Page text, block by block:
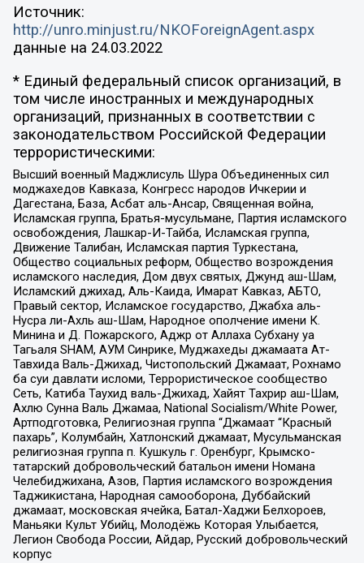
Источник:
http://unro.minjust.ru/NKOForeignAgent.aspx
данные на 24.03.2022
* Единый федеральный список организаций, в
том числе иностранных и международных
организаций, признанных в соответствии с
законодательством Российской Федерации
террористическими:
Высший военный Маджлисуль Шура Объединенных сил
моджахедов Кавказа, Конгресс народов Ичкерии и
Дагестана, База, Асбат аль-Ансар, Священная война,
Исламская группа, Братья-мусульмане, Партия исламского
освобождения, Лашкар-И-Тайба, Исламская группа,
Движение Талибан, Исламская партия Туркестана,
Общество социальных реформ, Общество возрождения
исламского наследия, Дом двух святых, Джунд аш-Шам,
Исламский джихад, Аль-Каида, Имарат Кавказ, АБТО,
Правый сектор, Исламское государство, Джабха аль-
Нусра ли-Ахль аш-Шам, Народное ополчение имени К.
Минина и Д. Пожарского, Аджр от Аллаха Субхану уа
Тагьаля SHAM, АУМ Синрике, Муджахеды джамаата Ат-
Тавхида Валь-Джихад, Чистопольский Джамаат, Рохнамо
ба суи давлати исломи, Террористическое сообщество
Сеть, Катиба Таухид валь-Джихад, Хайят Тахрир аш-Шам,
Ахлю Сунна Валь Джамаа, National Socialism/White Power,
Артподготовка, Религиозная группа “Джамаат “Красный
пахарь”, Колумбайн, Хатлонский джамаат, Мусульманская
религиозная группа п. Кушкуль г. Оренбург, Крымско-
татарский добровольческий батальон имени Номана
Челебиджихана, Азов, Партия исламского возрождения
Таджикистана, Народная самооборона, Дуббайский
джамаат, московская ячейка, Батал-Хаджи Белхороев,
Маньяки Культ Убийц, Молодёжь Которая Улыбается,
Легион Свобода России, Айдар, Русский добровольческий
корпус